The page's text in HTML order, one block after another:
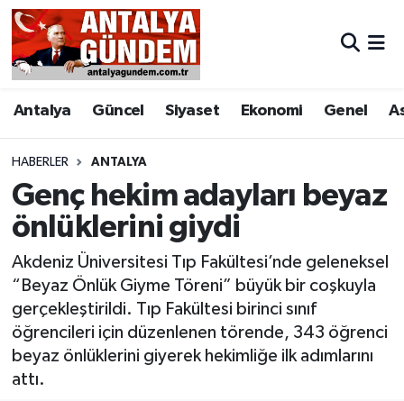
Antalya Güncel Siyaset Ekonomi Genel
HABERLER ANTALYA
Genç hekim adayları beyaz
önlüklerini giydi
Akdeniz Üniversitesi Tıp Fakültesi’nde geleneksel
“Beyaz Önlük Giyme Töreni” büyük bir coşkuyla
gerçekleştirildi. Tıp Fakültesi birinci sınıf
öğrencileri için düzenlenen törende, 343 öğrenci
beyaz önlüklerini giyerek hekimliğe ilk adımlarını
attı.
Antalya
Asayiş
Bilim & Teknoloji
Bölge
EĞİTİM
Antalya Nöbetçi Eczaneler
Antalya Hava Durumu
Antalya Namaz Vakitleri
Antalya Trafik Yoğunluk Haritası
Süper Lig Puan Durumu ve Fikstür
Tüm Manşetler
Son Dakika Haberleri